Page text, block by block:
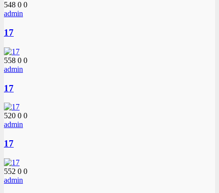
548 0 0
admin
17
558 0 0
admin
17
520 0 0
admin
17
552 0 0
admin